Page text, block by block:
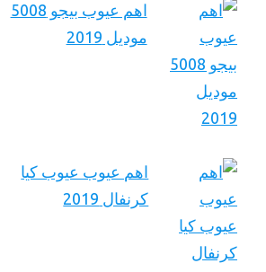
اهم عيوب بيجو 5008
موديل 2019
اهم عيوب عيوب كيا
كرنفال 2019